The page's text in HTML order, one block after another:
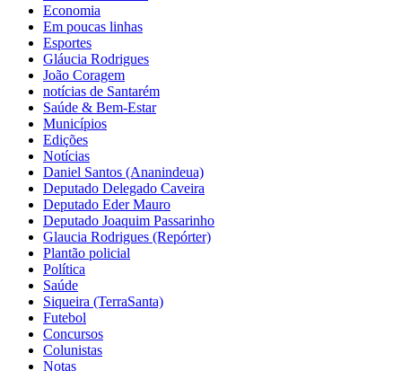
Economia
Em poucas linhas
Esportes
Gláucia Rodrigues
João Coragem
notícias de Santarém
Saúde & Bem-Estar
Municípios
Edições
Notícias
Daniel Santos (Ananindeua)
Deputado Delegado Caveira
Deputado Eder Mauro
Deputado Joaquim Passarinho
Glaucia Rodrigues (Repórter)
Plantão policial
Política
Saúde
Siqueira (TerraSanta)
Futebol
Concursos
Colunistas
Notas